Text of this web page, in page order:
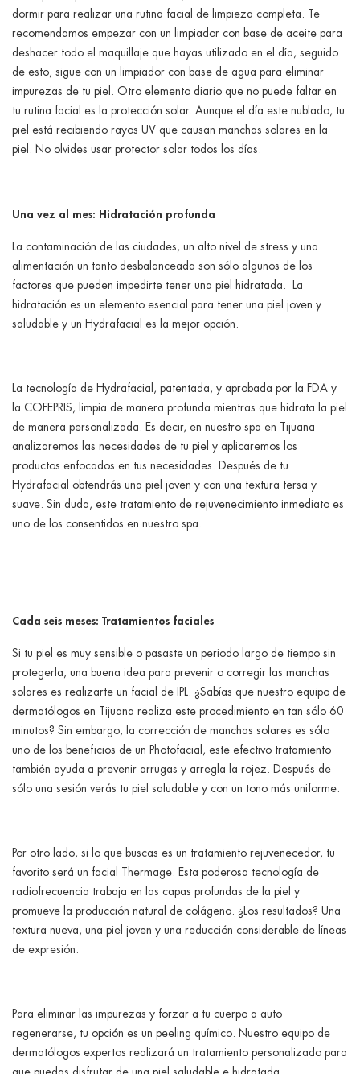
dormir para realizar una rutina facial de limpieza completa. Te
recomendamos empezar con un limpiador con base de aceite para
deshacer todo el maquillaje que hayas utilizado en el día, seguido
de esto, sigue con un limpiador con base de agua para eliminar
impurezas de tu piel. Otro elemento diario que no puede faltar en
tu rutina facial es la protección solar. Aunque el día este nublado, tu
piel está recibiendo rayos UV que causan manchas solares en la
piel. No olvides usar protector solar todos los días.
Una vez al mes: Hidratación profunda
La contaminación de las ciudades, un alto nivel de stress y una
alimentación un tanto desbalanceada son sólo algunos de los
factores que pueden impedirte tener una piel hidratada. La
hidratación es un elemento esencial para tener una piel joven y
saludable y un Hydrafacial es la mejor opción.
La tecnología de Hydrafacial, patentada, y aprobada por la FDA y
la COFEPRIS, limpia de manera profunda mientras que hidrata la piel
de manera personalizada. Es decir, en nuestro spa en Tijuana
analizaremos las necesidades de tu piel y aplicaremos los
productos enfocados en tus necesidades. Después de tu
Hydrafacial obtendrás una piel joven y con una textura tersa y
suave. Sin duda, este tratamiento de rejuvenecimiento inmediato es
uno de los consentidos en nuestro spa.
Cada seis meses: Tratamientos faciales
Si tu piel es muy sensible o pasaste un periodo largo de tiempo sin
protegerla, una buena idea para prevenir o corregir las manchas
solares es realizarte un facial de IPL. ¿Sabías que nuestro equipo de
dermatólogos en Tijuana realiza este procedimiento en tan sólo 60
minutos? Sin embargo, la corrección de manchas solares es sólo
uno de los beneficios de un Photofacial, este efectivo tratamiento
también ayuda a prevenir arrugas y arregla la rojez. Después de
sólo una sesión verás tu piel saludable y con un tono más uniforme.
Por otro lado, si lo que buscas es un tratamiento rejuvenecedor, tu
favorito será un facial Thermage. Esta poderosa tecnología de
radiofrecuencia trabaja en las capas profundas de la piel y
promueve la producción natural de colágeno. ¿Los resultados? Una
textura nueva, una piel joven y una reducción considerable de líneas
de expresión.
Para eliminar las impurezas y forzar a tu cuerpo a auto
regenerarse, tu opción es un peeling químico. Nuestro equipo de
dermatólogos expertos realizará un tratamiento personalizado para
que puedas disfrutar de una piel saludable e hidratada.